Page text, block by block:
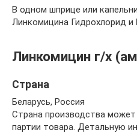
В одном шприце или
Линкомицина Гидрохлорид и
Линкомицин г/х
Страна
Беларусь, Россия
Страна производства
партии товара. Детальную